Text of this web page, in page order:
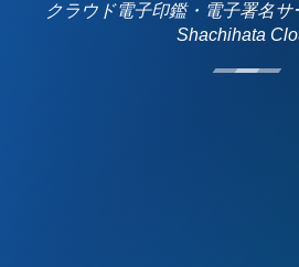
クラウド電子印鑑・電子署名
Shachihata